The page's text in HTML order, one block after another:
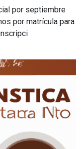
por septiembre
por matrícula para